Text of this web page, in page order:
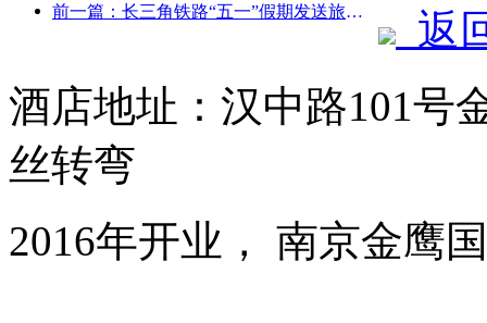
前一篇：长三角铁路“五一”假期发送旅客超2138万人次
返
酒店地址：汉中路101号
丝转弯
2016年开业， 南京金